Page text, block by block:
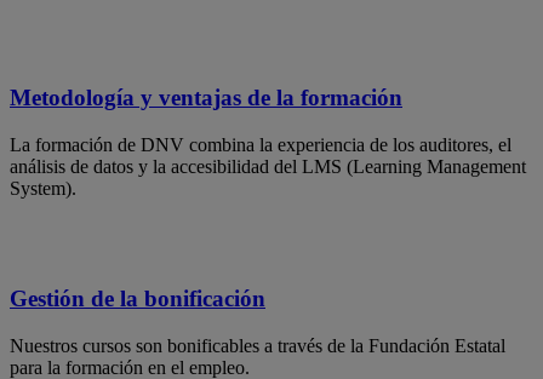
Metodología y ventajas de la formación
La formación de DNV combina la experiencia de los auditores, el
análisis de datos y la accesibilidad del LMS (Learning Management
System).
Gestión de la bonificación
Nuestros cursos son bonificables a través de la Fundación Estatal
para la formación en el empleo.